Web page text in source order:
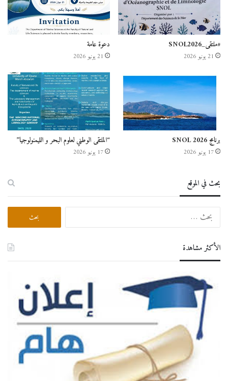
اجراء ورشات
الأيام الإعلامية
الفرع الولائي للتشغيل تيبازة
جامعة تيبازة
#ملتقى_SNOL2026
21 يونيو 2026
دعوة عامة
21 يونيو 2026
برنامج SNOL 2026
17 يونيو 2026
“الملتقى الوطني لعلوم البحر و الليمنولوجيا”
17 يونيو 2026
بحث في الموقع
البحث
الأكثر مشاهدة